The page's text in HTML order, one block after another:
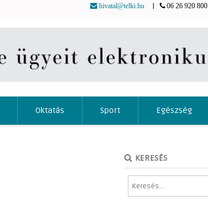
hivatal@telki.hu 06 26 920 800
Oktatás Sport Egészség
KERESÉS